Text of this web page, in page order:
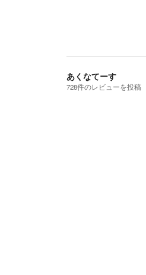
あくなてーす
728件のレビューを投稿